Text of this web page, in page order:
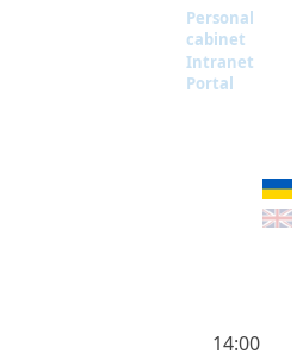
Personal
cabinet
Intranet
Portal
14:00